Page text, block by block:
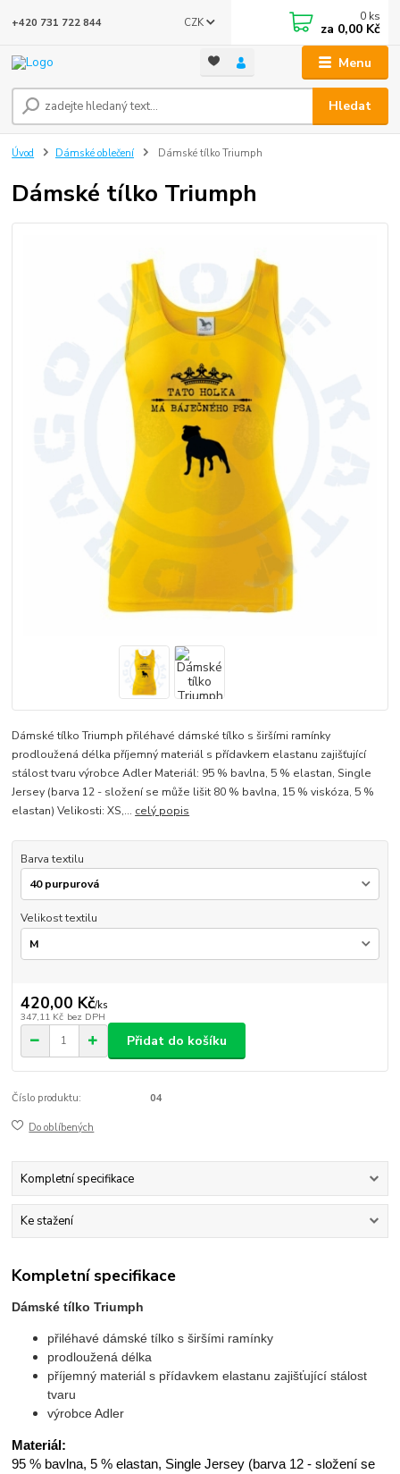
Menu
CZK
Hledat
+420 731 722 844 0 ks
za 0,00 Kč
Úvod Dámské oblečení Dámské tílko Triumph
Dámské tílko Triumph
Dámské tílko Triumph přiléhavé dámské tílko s širšími ramínky
prodloužená délka příjemný materiál s přídavkem elastanu zajišťující
stálost tvaru výrobce Adler Materiál: 95 % bavlna, 5 % elastan, Single
Jersey (barva 12 - složení se může lišit 80 % bavlna, 15 % viskóza, 5 %
elastan) Velikosti: XS,... celý popis
Barva textilu
Velikost textilu
420,00 Kč/ks
347,11 Kč bez DPH
Přidat do košíku
Číslo produktu: 04
Do oblíbených
Kompletní specifikace
Ke stažení
Kompletní specifikace
Dámské tílko Triumph
přiléhavé dámské tílko s širšími ramínky
prodloužená délka
příjemný materiál s přídavkem elastanu zajišťující stálost
tvaru
výrobce Adler
Materiál:
95 % bavlna, 5 % elastan, Single Jersey (barva 12 - složení se